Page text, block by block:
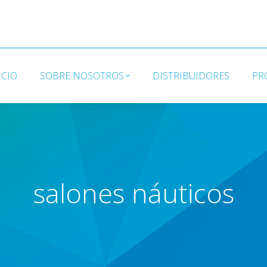
SOBRE NOSOTROS DISTRIBUIDORES
salones náuticos